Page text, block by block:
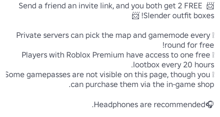
📨 Send a friend an invite link, and you both get 2 FREE
❕Private servers can pick the map and gamemode every
❕Players with Roblox Premium have access to one free
❕Some gamepasses are not visible on this page, though you